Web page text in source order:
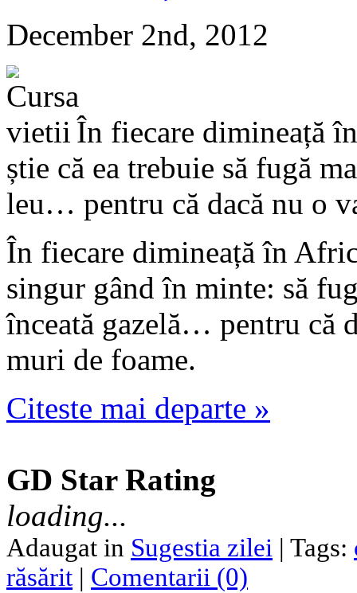
December 2nd, 2012
În fiecare dimineață
știe că ea trebuie să fugă
leu… pentru că dacă nu o
În fiecare dimineață în
singur gând în minte: să
înceată gazelă… pentru că
muri de foame.
Citeste mai departe »
GD Star Rating
loading...
Adaugat in Sugestia zilei | Tags:
răsărit | Comentarii (0)